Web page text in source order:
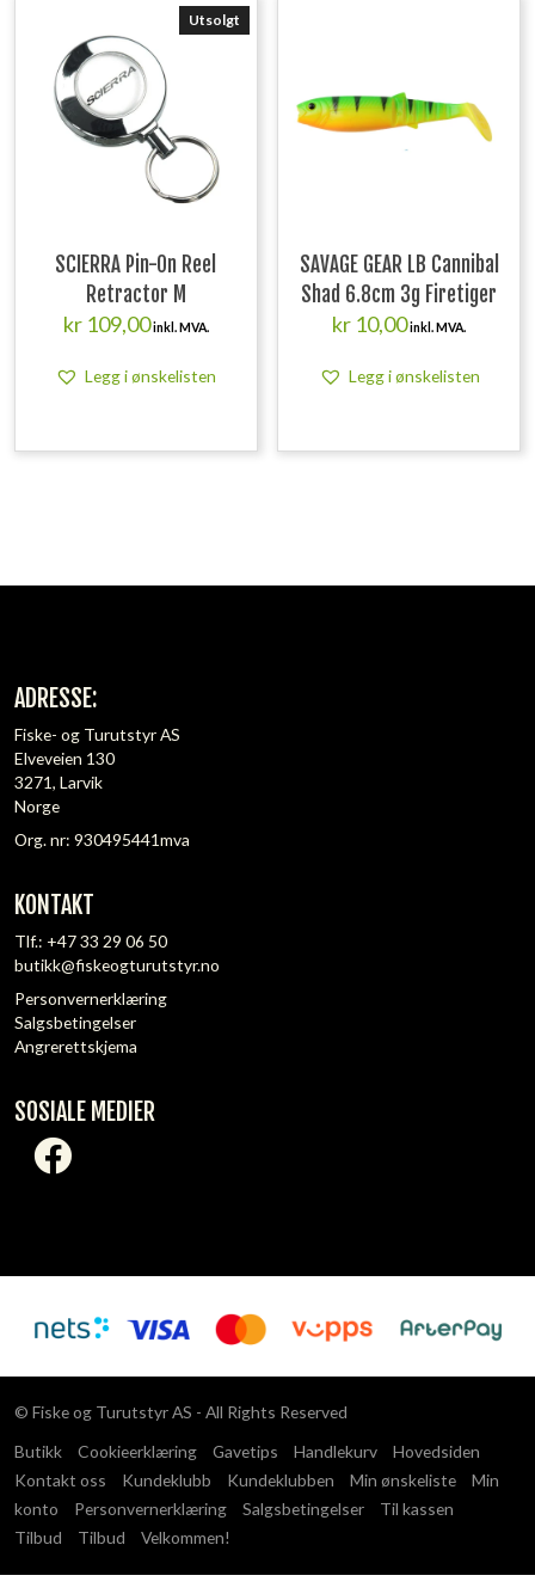
Utsolgt
SCIERRA Pin-On Reel
Retractor M
kr109,00inkl. MVA.
Legg i ønskelisten
SAVAGE GEAR LB Cannibal
Shad 6.8cm 3g Firetiger
kr 10,00inkl. MVA.
Legg i ønskelisten
ADRESSE:
Fiske- og Turutstyr AS
Elveveien 130
3271, Larvik
Norge
Org. nr: 930495441mva
KONTAKT
Tlf.: +47 33 29 06 50
butikk@fiskeogturutstyr.no
Personvernerklæring
Salgsbetingelser
Angrerettskjema
SOSIALE MEDIER
© Fiske og Turutstyr AS - All Rights Reserved
Butikk
Cookieerklæring Gavetips Handlekurv
Hovedsiden
Kontakt oss
Kundeklubb Kundeklubben Min ønskeliste
Min
konto
Personvernerklæring Salgsbetingelser
Til kassen
Tilbud
Tilbud Velkommen!